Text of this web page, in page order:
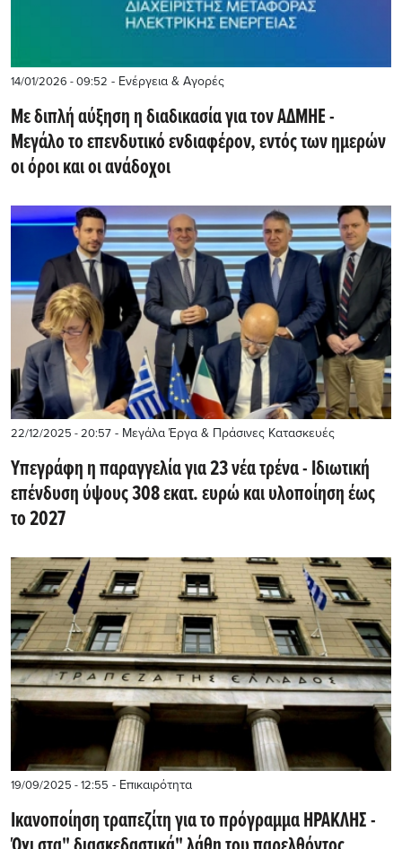
14/01/2026 - 09:52 - Ενέργεια & Αγορές
Με διπλή αύξηση η διαδικασία για τον ΑΔΜΗΕ -
Μεγάλο το επενδυτικό ενδιαφέρον, εντός των ημερών
οι όροι και οι ανάδοχοι
22/12/2025 - 20:57 - Μεγάλα Έργα & Πράσινες Κατασκευές
Υπεγράφη η παραγγελία για 23 νέα τρένα - Ιδιωτική
επένδυση ύψους 308 εκατ. ευρώ και υλοποίηση έως
το 2027
19/09/2025 - 12:55 - Επικαιρότητα
Ικανοποίηση τραπεζίτη για το πρόγραμμα ΗΡΑΚΛΗΣ -